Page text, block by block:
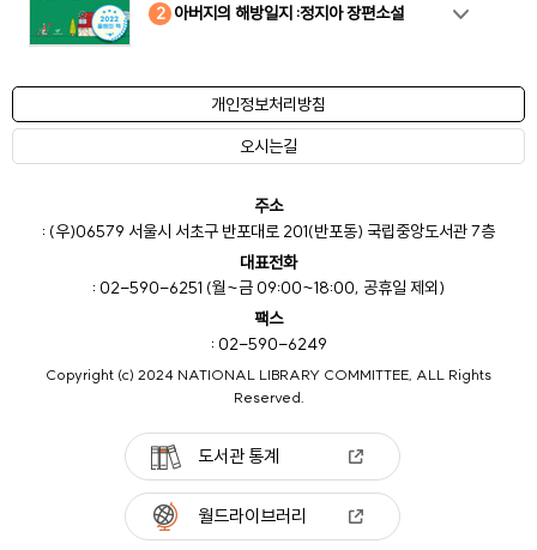
1
2 아버지의 해방일지 :정지아 장편소설
3
4
5
6
7
8
9
10
개인정보처리방침
오시는길
주소
: (우)06579 서울시 서초구 반포대로 201(반포동) 국립중앙도서관 7층
대표전화
: 02-590-6251 (월~금 09:00~18:00, 공휴일 제외)
팩스
: 02-590-6249
Copyright (c) 2024 NATIONAL LIBRARY COMMITTEE, ALL Rights
Reserved.
도서관 통계
월드라이브러리